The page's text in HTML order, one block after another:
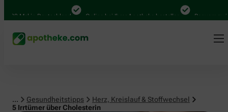
Mal in Deutschland Online bei Ihrer Apotheke bestellen Bequem
... Gesundheitstipps
Herz, Kreislauf & Stoffwechsel
5 Irrtümer über Cholesterin
Herz, Kreislauf & Stoffwechsel